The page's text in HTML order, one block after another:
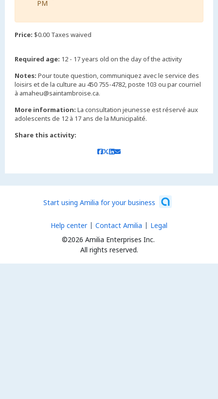
PM
Price: $0.00 Taxes waived
Required age: 12 - 17 years old on the day of the activity
Notes: Pour toute question, communiquez avec le service des
loisirs et de la culture au 450 755-4782, poste 103 ou par courriel
à amaheu@saintambroise.ca.
More information: La consultation jeunesse est réservé aux
adolescents de 12 à 17 ans de la Municipalité.
Share this activity:
Start using Amilia for your business
©2026 Amilia Enterprises Inc.
All rights reserved.
Help center Contact Amilia Legal